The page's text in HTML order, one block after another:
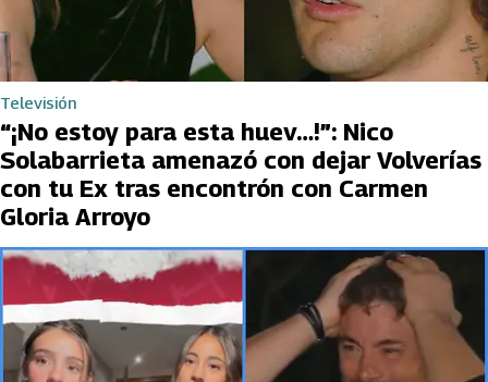
Televisión
“¡No estoy para esta huev…!”: Nico
Solabarrieta amenazó con dejar Volverías
con tu Ex tras encontrón con Carmen
Gloria Arroyo